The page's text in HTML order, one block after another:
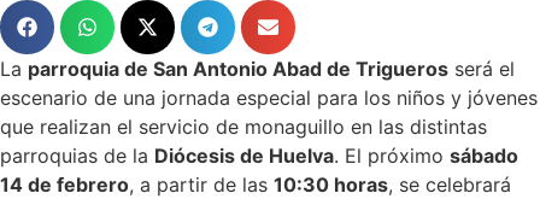
La parroquia de San Antonio Abad de Trigueros será el
escenario de una jornada especial para los niños y jóvenes
que realizan el servicio de monaguillo en las distintas
parroquias de la Diócesis de Huelva. El próximo sábado
14 de febrero, a partir de las 10:30 horas, se celebrará